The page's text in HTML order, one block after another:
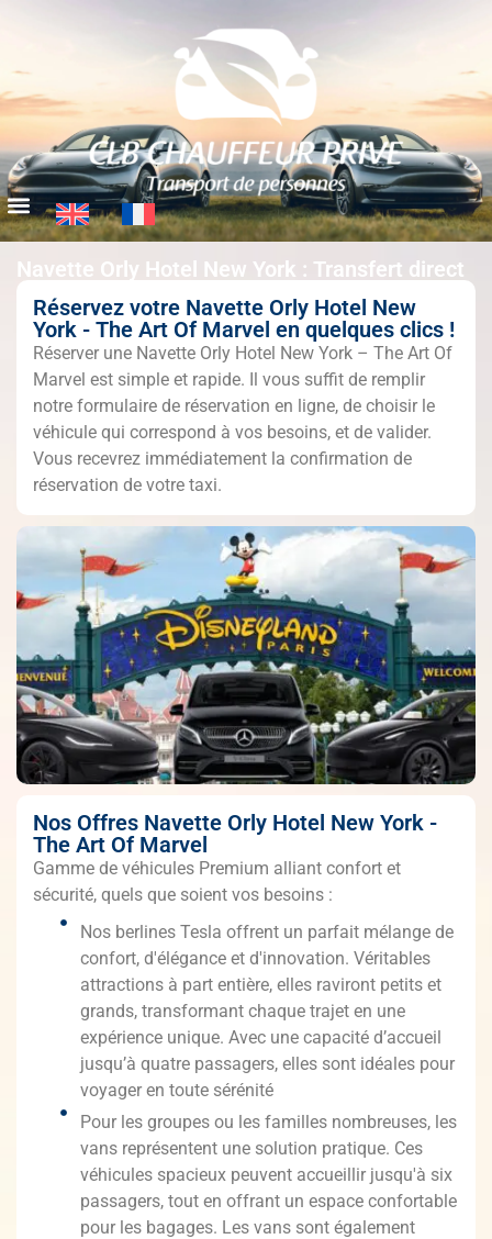
Navette Orly Hotel New York : Transfert direct
Réservez votre Navette Orly Hotel New
York - The Art Of Marvel en quelques clics !
Réserver une Navette Orly Hotel New York – The Art Of
Marvel est simple et rapide. Il vous suffit de remplir
notre formulaire de réservation en ligne, de choisir le
véhicule qui correspond à vos besoins, et de valider.
Vous recevrez immédiatement la confirmation de
réservation de votre taxi.
Nos Offres Navette Orly Hotel New York -
The Art Of Marvel
Gamme de véhicules Premium alliant confort et
sécurité, quels que soient vos besoins :
Nos berlines Tesla offrent un parfait mélange de
confort, d'élégance et d'innovation. Véritables
attractions à part entière, elles raviront petits et
grands, transformant chaque trajet en une
expérience unique. Avec une capacité d’accueil
jusqu’à quatre passagers, elles sont idéales pour
voyager en toute sérénité
Pour les groupes ou les familles nombreuses, les
vans représentent une solution pratique. Ces
véhicules spacieux peuvent accueillir jusqu'à six
passagers, tout en offrant un espace confortable
pour les bagages. Les vans sont également